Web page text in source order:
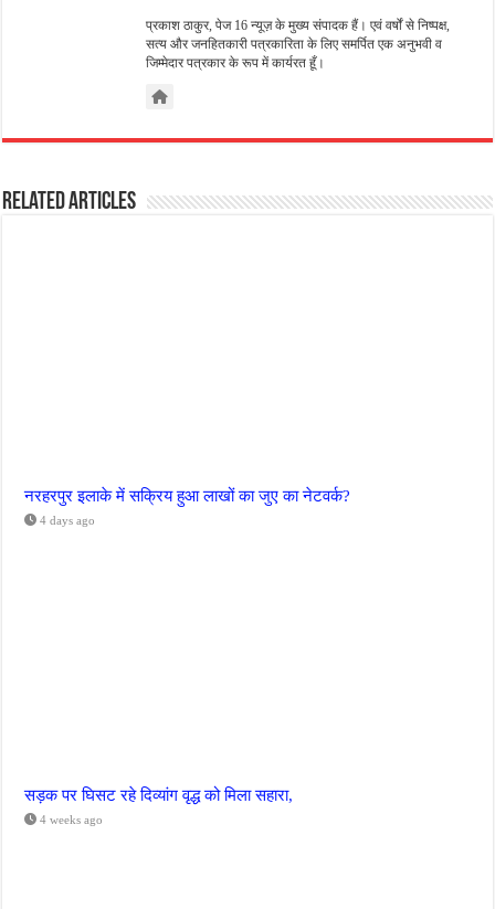
प्रकाश ठाकुर, पेज 16 न्यूज़ के मुख्य संपादक हैं। एवं वर्षों से निष्पक्ष,
सत्य और जनहितकारी पत्रकारिता के लिए समर्पित एक अनुभवी व
जिम्मेदार पत्रकार के रूप में कार्यरत हूँ।
Related Articles
नरहरपुर इलाके में सक्रिय हुआ लाखों का जुए का नेटवर्क?
4 days ago
सड़क पर घिसट रहे दिव्यांग वृद्ध को मिला सहारा,
4 weeks ago